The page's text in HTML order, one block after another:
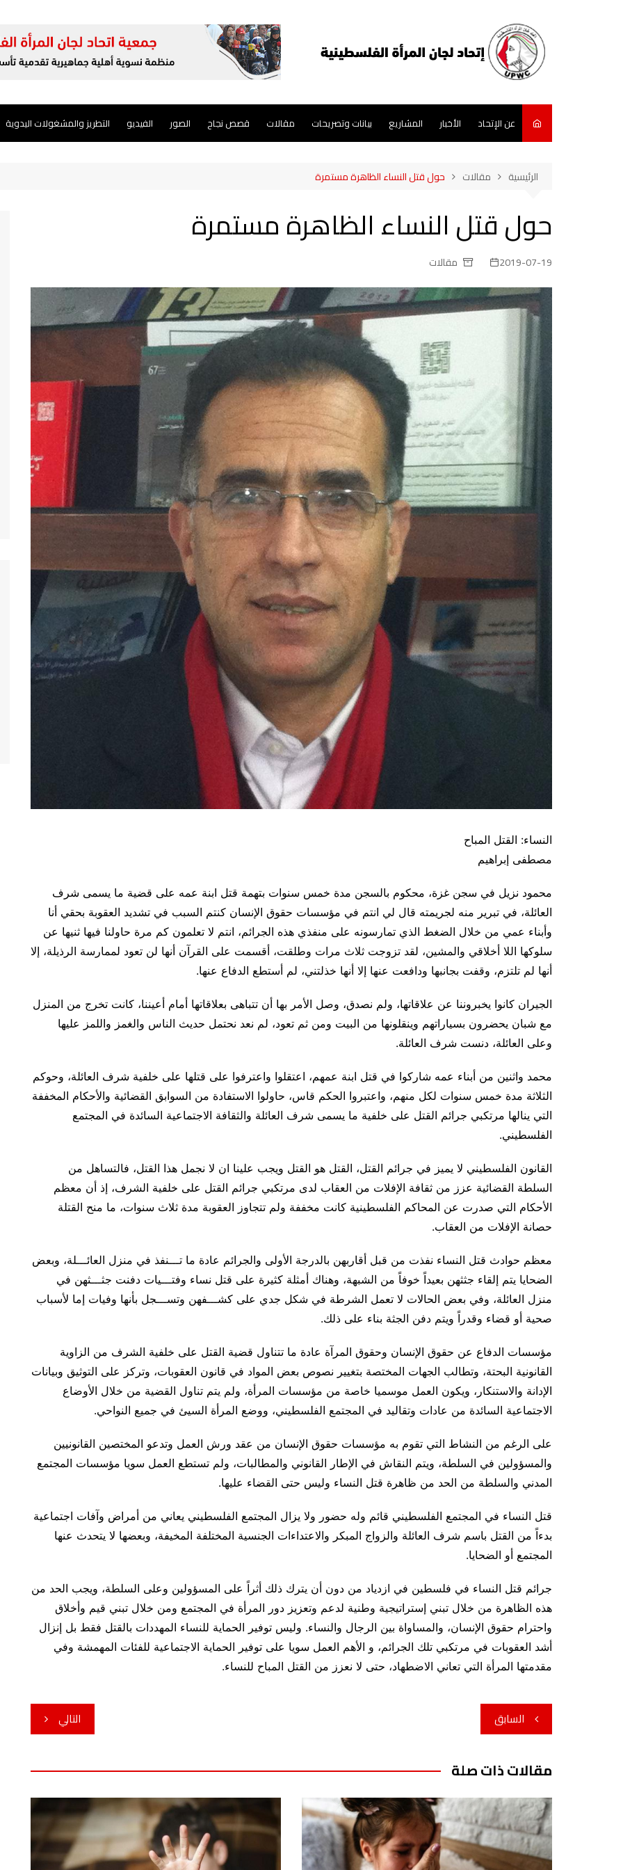
عن الإتحاد الأخبار المشاريع بيانات وتصريحات مقالات قصص نجاح الصور الفيديو التطريز والمشغولات اليدوية
الرئيسية مقالات حول قتل النساء الظاهرة مستمرة
حول قتل النساء الظاهرة مستمرة
2019-07-19 مقالات
النساء: القتل المباح
مصطفى إبراهيم
محمود نزيل في سجن غزة، محكوم بالسجن مدة خمس سنوات بتهمة قتل ابنة عمه على قضية ما يسمى شرف
العائلة، في تبرير منه لجريمته قال لي انتم في مؤسسات حقوق الإنسان كنتم السبب في تشديد العقوبة بحقي أنا
وأبناء عمي من خلال الضغط الذي تمارسونه على منفذي هذه الجرائم، انتم لا تعلمون كم مرة حاولنا فيها ثنيها عن
سلوكها اللا أخلاقي والمشين، لقد تزوجت ثلاث مرات وطلقت، أقسمت على القرآن أنها لن تعود لممارسة الرذيلة، إلا
أنها لم تلتزم، وقفت بجانبها ودافعت عنها إلا أنها خذلتني، لم أستطع الدفاع عنها.
الجيران كانوا يخبروننا عن علاقاتها، ولم نصدق، وصل الأمر بها أن تتباهى بعلاقاتها أمام أعيننا، كانت تخرج من المنزل
مع شبان يحضرون بسياراتهم وينقلونها من البيت ومن ثم تعود، لم نعد نحتمل حديث الناس والغمز واللمز عليها
وعلى العائلة، دنست شرف العائلة.
محمد واثنين من أبناء عمه شاركوا في قتل ابنة عمهم، اعتقلوا واعترفوا على قتلها على خلفية شرف العائلة، وحوكم
الثلاثة مدة خمس سنوات لكل منهم، واعتبروا الحكم قاس، حاولوا الاستفادة من السوابق القضائية والأحكام المخففة
التي ينالها مرتكبي جرائم القتل على خلفية ما يسمى شرف العائلة والثقافة الاجتماعية السائدة في المجتمع
الفلسطيني.
القانون الفلسطيني لا يميز في جرائم القتل، القتل هو القتل ويجب علينا ان لا نجمل هذا القتل، فالتساهل من
السلطة القضائية عزز من ثقافة الإفلات من العقاب لدى مرتكبي جرائم القتل على خلفية الشرف، إذ أن معظم
الأحكام التي صدرت عن المحاكم الفلسطينية كانت مخففة ولم تتجاوز العقوبة مدة ثلاث سنوات، ما منح القتلة
حصانة الإفلات من العقاب.
معظم حوادث قتل النساء نفذت من قبل أقاربهن بالدرجة الأولى والجرائم عادة ما تـــنفذ في منزل العائـــلة، وبعض
الضحايا يتم إلقاء جثثهن بعيداً خوفاً من الشبهة، وهناك أمثلة كثيرة على قتل نساء وفتـــيات دفنت جثـــثهن في
منزل العائلة، وفي بعض الحالات لا تعمل الشرطة في شكل جدي على كشـــفهن وتســـجل بأنها وفيات إما لأسباب
صحية أو قضاء وقدراً ويتم دفن الجثة بناء على ذلك.
مؤسسات الدفاع عن حقوق الإنسان وحقوق المرآة عادة ما تتناول قضية القتل على خلفية الشرف من الزاوية
القانونية البحتة، وتطالب الجهات المختصة بتغيير نصوص بعض المواد في قانون العقوبات، وتركز على التوثيق وبيانات
الإدانة والاستنكار، ويكون العمل موسميا خاصة من مؤسسات المرأة، ولم يتم تناول القضية من خلال الأوضاع
الاجتماعية السائدة من عادات وتقاليد في المجتمع الفلسطيني، ووضع المرأة السيئ في جميع النواحي.
على الرغم من النشاط التي تقوم به مؤسسات حقوق الإنسان من عقد ورش العمل وتدعو المختصين القانونيين
والمسؤولين في السلطة، ويتم النقاش في الإطار القانوني والمطالبات، ولم تستطع العمل سويا مؤسسات المجتمع
المدني والسلطة من الحد من ظاهرة قتل النساء وليس حتى القضاء عليها.
قتل النساء في المجتمع الفلسطيني قائم وله حضور ولا يزال المجتمع الفلسطيني يعاني من أمراض وآفات اجتماعية
بدءاً من القتل باسم شرف العائلة والزواج المبكر والاعتداءات الجنسية المختلفة المخيفة، وبعضها لا يتحدث عنها
المجتمع أو الضحايا.
جرائم قتل النساء في فلسطين في ازدياد من دون أن يترك ذلك أثراً على المسؤولين وعلى السلطة، ويجب الحد من
هذه الظاهرة من خلال تبني إستراتيجية وطنية لدعم وتعزيز دور المرأة في المجتمع ومن خلال تبني قيم وأخلاق
واحترام حقوق الإنسان، والمساواة بين الرجال والنساء. وليس توفير الحماية للنساء المهددات بالقتل فقط بل إنزال
أشد العقوبات في مرتكبي تلك الجرائم، و الأهم العمل سويا على توفير الحماية الاجتماعية للفئات المهمشة وفي
مقدمتها المرأة التي تعاني الاضطهاد، حتى لا نعزز من القتل المباح للنساء.
تصفّح
المقالات
السابق التالي
مقالات ذات صلة